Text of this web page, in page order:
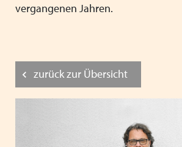
vergangenen Jahren.
zurück zur Übersicht